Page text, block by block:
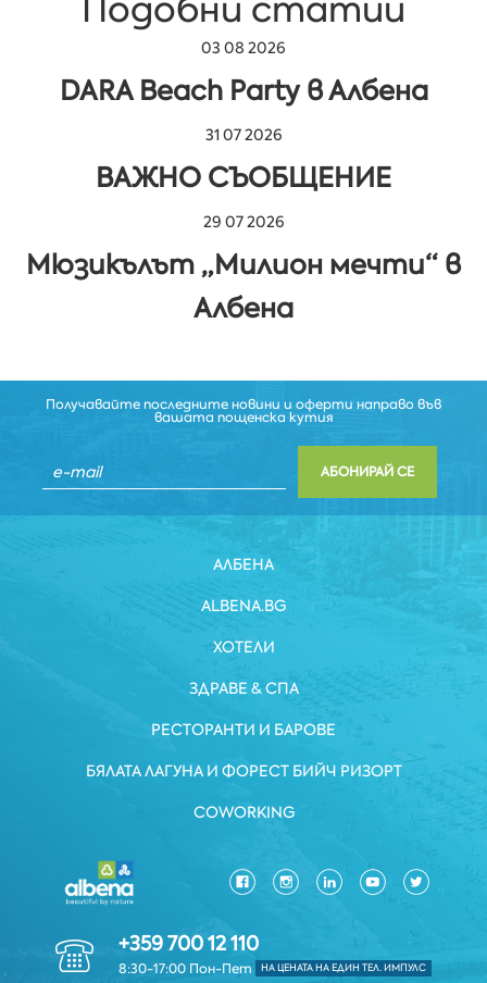
Подобни статии
03 08 2026
DARA Beach Party в Албена
31 07 2026
ВАЖНО СЪОБЩЕНИЕ
29 07 2026
Мюзикълът „Милион мечти“ в
Албена
Получавайте последните новини и оферти направо във
вашата пощенска кутия
АБОНИРАЙ СЕ
АЛБЕНА
ALBENA.BG
ХОТЕЛИ
ЗДРАВЕ & СПА
РЕСТОРАНТИ И БАРОВЕ
БЯЛАТА ЛАГУНА И ФОРЕСТ БИЙЧ РИЗОРТ
COWORKING
+359 700 12 110
8:30-17:00 Пон-Пет НА ЦЕНАТА НА ЕДИН ТЕЛ. ИМПУЛС